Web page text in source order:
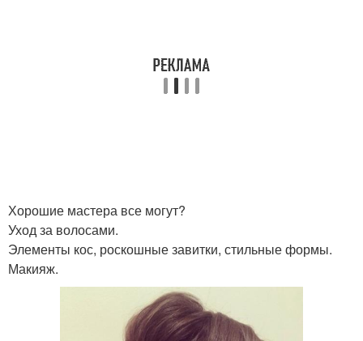
Хорошие мастера все могут?
Уход за волосами.
Элементы кос, роскошные завитки, стильные формы.
Макияж.